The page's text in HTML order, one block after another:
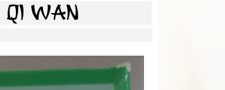
Wan